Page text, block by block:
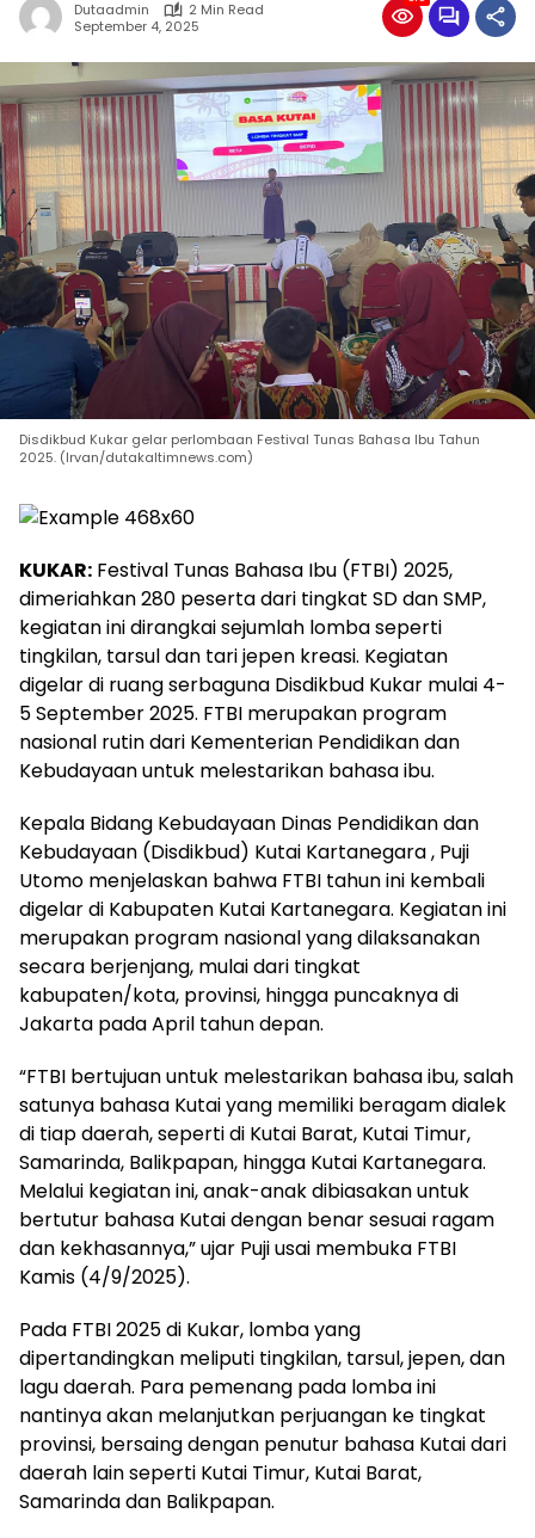
Dutaadmin
2 Min Read
September 4, 2025
Disdikbud Kukar gelar perlombaan Festival Tunas Bahasa Ibu Tahun
2025. (Irvan/dutakaltimnews.com)
KUKAR: Festival Tunas Bahasa Ibu (FTBI) 2025,
dimeriahkan 280 peserta dari tingkat SD dan SMP,
kegiatan ini dirangkai sejumlah lomba seperti
tingkilan, tarsul dan tari jepen kreasi. Kegiatan
digelar di ruang serbaguna Disdikbud Kukar mulai 4-
5 September 2025. FTBI merupakan program
nasional rutin dari Kementerian Pendidikan dan
Kebudayaan untuk melestarikan bahasa ibu.
Kepala Bidang Kebudayaan Dinas Pendidikan dan
Kebudayaan (Disdikbud) Kutai Kartanegara , Puji
Utomo menjelaskan bahwa FTBI tahun ini kembali
digelar di Kabupaten Kutai Kartanegara. Kegiatan ini
merupakan program nasional yang dilaksanakan
secara berjenjang, mulai dari tingkat
kabupaten/kota, provinsi, hingga puncaknya di
Jakarta pada April tahun depan.
“FTBI bertujuan untuk melestarikan bahasa ibu, salah
satunya bahasa Kutai yang memiliki beragam dialek
di tiap daerah, seperti di Kutai Barat, Kutai Timur,
Samarinda, Balikpapan, hingga Kutai Kartanegara.
Melalui kegiatan ini, anak-anak dibiasakan untuk
bertutur bahasa Kutai dengan benar sesuai ragam
dan kekhasannya,” ujar Puji usai membuka FTBI
Kamis (4/9/2025).
Pada FTBI 2025 di Kukar, lomba yang
dipertandingkan meliputi tingkilan, tarsul, jepen, dan
lagu daerah. Para pemenang pada lomba ini
nantinya akan melanjutkan perjuangan ke tingkat
provinsi, bersaing dengan penutur bahasa Kutai dari
daerah lain seperti Kutai Timur, Kutai Barat,
Samarinda dan Balikpapan.